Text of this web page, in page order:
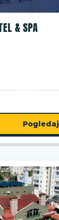
& SPA
Pogledaj